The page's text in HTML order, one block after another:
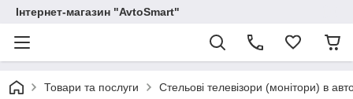
Інтернет-магазин "AvtoSmart"
Товари та послуги Стельові телевізори (монітори) в